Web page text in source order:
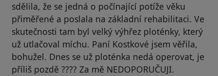
sdělila, že se jedná o počínající potíže věku
přiměřené a poslala na základní rehabilitaci. Ve
skutečnosti tam byl velký výhřez ploténky, který
už utlačoval míchu. Paní Kostkové jsem věřila,
bohužel. Dnes se už ploténka nedá operovat, je
příliš pozdě ???? Za mě NEDOPORUČUJI.